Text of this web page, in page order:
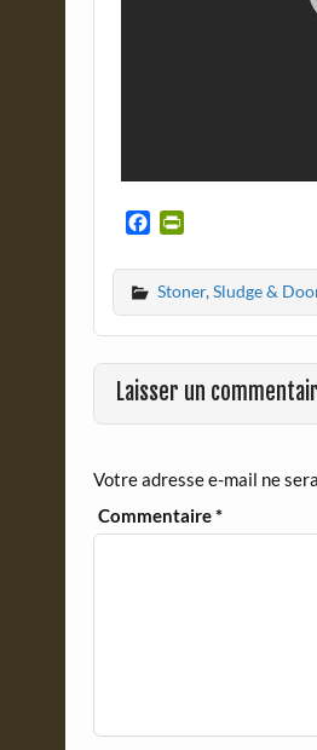
c
e
b
o
o
k
i
n
t
F
r
i
l
y
Stoner, Sludge &
Laisser un
Votre adresse e-mail ne
Commentaire*